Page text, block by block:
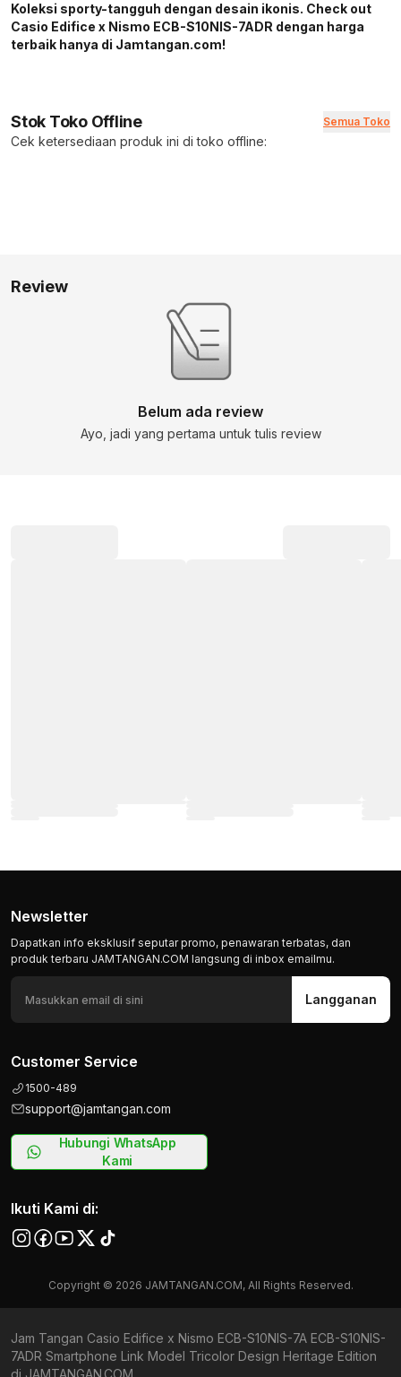
Newsletter
Dapatkan info eksklusif seputar promo, penawaran terbatas, dan
produk terbaru JAMTANGAN.COM langsung di inbox emailmu.
Langganan
Customer Service
1500-489
support@jamtangan.com
Hubungi WhatsApp
Kami
Ikuti Kami di:
Copyright © 2026 JAMTANGAN.COM, All Rights Reserved.
Jam Tangan Casio Edifice x Nismo ECB-S10NIS-7A ECB-S10NIS-
7ADR Smartphone Link Model Tricolor Design Heritage Edition
Koleksi sporty-tangguh dengan desain ikonis. Check out
Casio Edifice x Nismo ECB-S10NIS-7ADR dengan harga
terbaik hanya di Jamtangan.com!
Stok Toko Offline Semua Toko
Cek ketersediaan produk ini di toko offline:
Review
Belum ada review
Ayo, jadi yang pertama untuk tulis review